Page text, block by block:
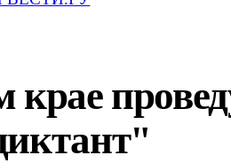
крае